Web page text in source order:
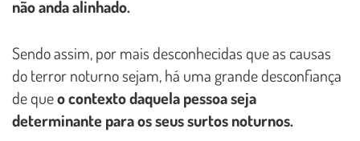
não anda alinhado.
Sendo assim, por mais desconhecidas que as causas
do terror noturno sejam, há uma grande desconfiança
de queo contexto daquela pessoa seja
determinante para os seus surtos noturnos.